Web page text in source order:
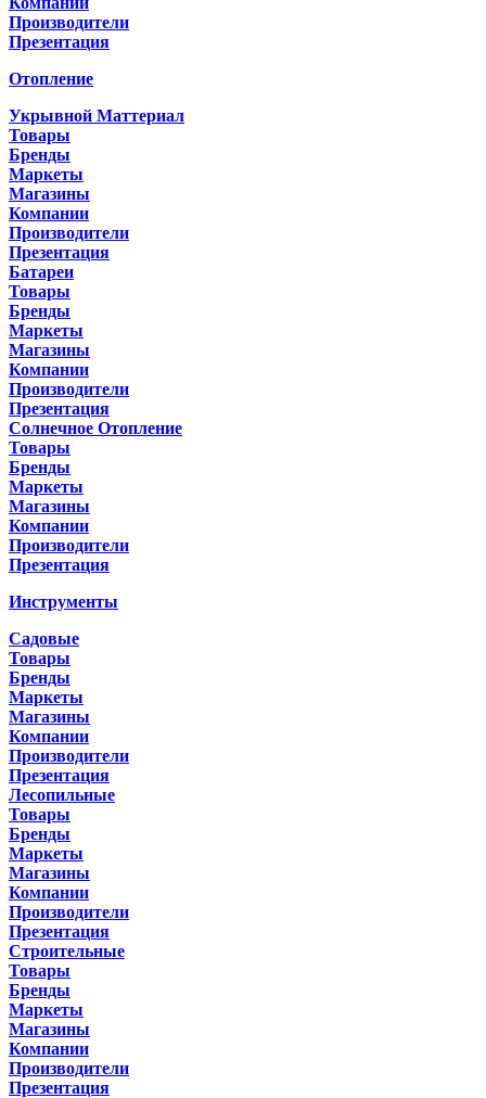
Производители
Презентация
Отопление
Укрывной Маттериал
Товары
Бренды
Маркеты
Магазины
Компании
Производители
Презентация
Батареи
Товары
Бренды
Маркеты
Магазины
Компании
Производители
Презентация
Солнечное Отопление
Товары
Бренды
Маркеты
Магазины
Компании
Производители
Презентация
Инструменты
Садовые
Товары
Бренды
Маркеты
Магазины
Компании
Производители
Презентация
Лесопильные
Товары
Бренды
Маркеты
Магазины
Компании
Производители
Презентация
Строительные
Товары
Бренды
Маркеты
Магазины
Компании
Производители
Презентация